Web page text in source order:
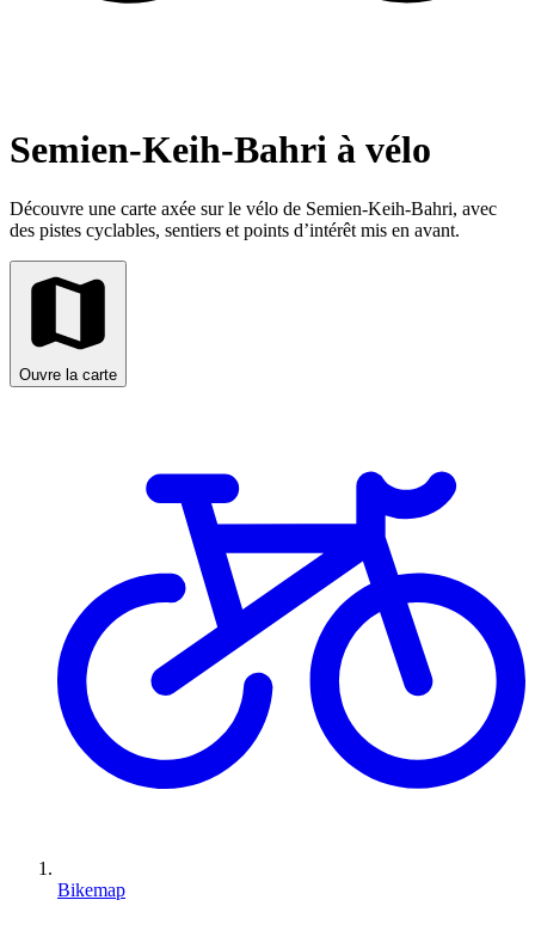
Semien-Keih-Bahri à vélo
Découvre une carte axée sur le vélo de Semien-Keih-Bahri, avec
des pistes cyclables, sentiers et points d’intérêt mis en avant.
Ouvre la carte
Bikemap